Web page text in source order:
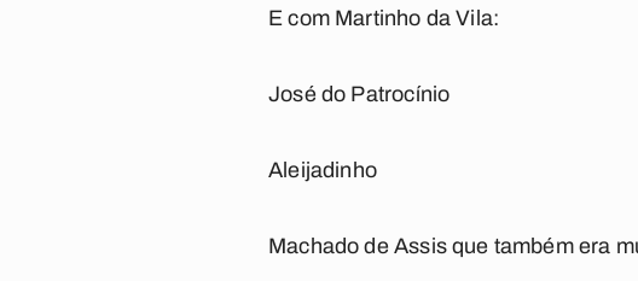
E com Martinho da Vila:
José do Patrocínio
Aleijadinho
Machado de Assis que também era